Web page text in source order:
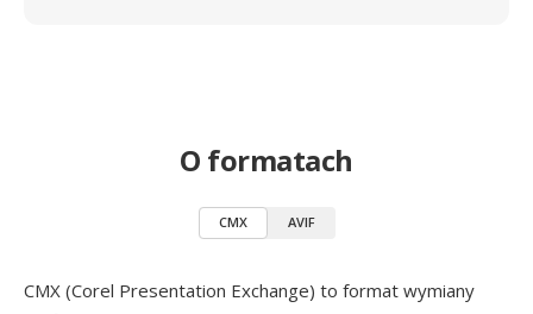
O formatach
CMX AVIF
CMX (Corel Presentation Exchange) to format wymiany